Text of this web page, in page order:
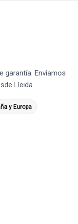
garantía. Enviamos
Lleida.
y Europa